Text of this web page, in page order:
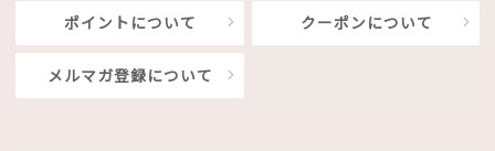
ポイントについて クーポンについて
メルマガ登録について